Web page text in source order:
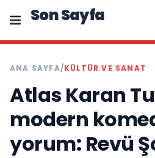
Son Sayfa
ANA SAYFA/KÜLTÜR VE SANAT
Atlas Karan
modern
yorum: Revü